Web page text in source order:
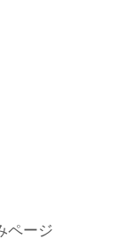
ページ